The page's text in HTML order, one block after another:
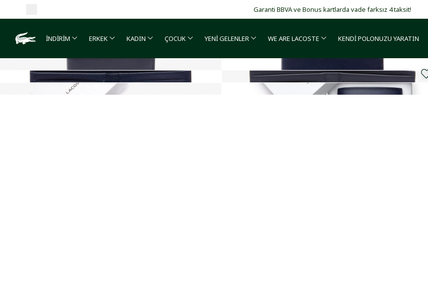
Garanti BBVA ve Bonus kartlarda vade farksız 4 taksit!
İNDİRİM ERKEK KADIN ÇOCUK YENİ GELENLER WE ARE LACOSTE KENDİ POLONUZU YARATIN